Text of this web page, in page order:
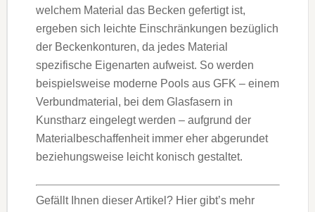
welchem Material das Becken gefertigt ist,
ergeben sich leichte Einschränkungen bezüglich
der Beckenkonturen, da jedes Material
spezifische Eigenarten aufweist. So werden
beispielsweise moderne Pools aus GFK – einem
Verbundmaterial, bei dem Glasfasern in
Kunstharz eingelegt werden – aufgrund der
Materialbeschaffenheit immer eher abgerundet
beziehungsweise leicht konisch gestaltet.
Gefällt Ihnen dieser Artikel? Hier gibt’s mehr